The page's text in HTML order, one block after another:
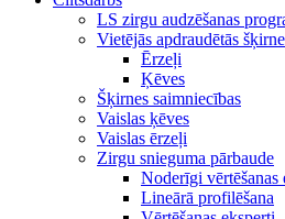
LS zirgu audzēšanas
Vietējās apdraudētās
Ērzeļi
Ķēves
Šķirnes saimniecības
Vaislas ķēves
Vaislas ērzeļi
Zirgu snieguma pārbaude
Noderīgi vērtēšanas
Lineārā profilēšana